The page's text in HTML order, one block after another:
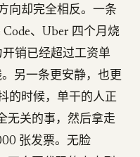
向却完全相反。一条
、Uber 四个月烧
销已经超过工资单
另一条更安静，也更
的时候，单干的人正
无关的事，然后拿走
张发票。无脸